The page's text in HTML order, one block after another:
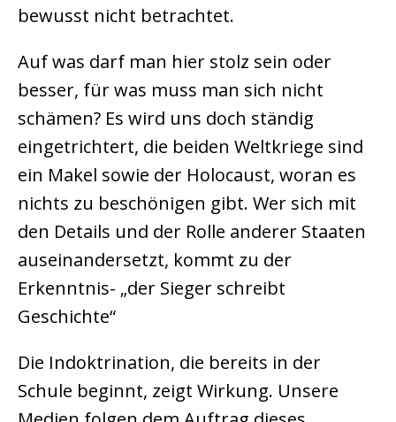
bewusst nicht betrachtet.
Auf was darf man hier stolz sein oder
besser, für was muss man sich nicht
schämen? Es wird uns doch ständig
eingetrichtert, die beiden Weltkriege sind
ein Makel sowie der Holocaust, woran es
nichts zu beschönigen gibt. Wer sich mit
den Details und der Rolle anderer Staaten
auseinandersetzt, kommt zu der
Erkenntnis- „der Sieger schreibt
Geschichte“
Die Indoktrination, die bereits in der
Schule beginnt, zeigt Wirkung. Unsere